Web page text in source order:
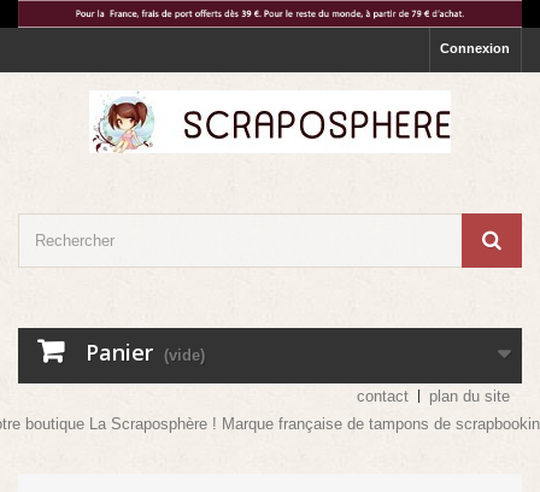
Connexion
Panier (vide)
contact
plan du site
boutique La Scraposphère ! Marque française de tampons de